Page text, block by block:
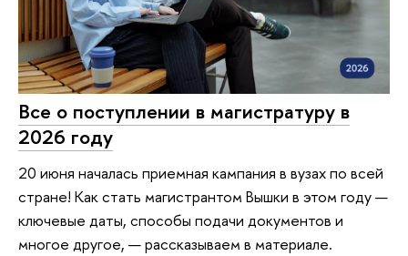
Все о поступлении в магистратуру в
2026 году
20 июня началась приемная кампания в вузах по всей
стране! Как стать магистрантом Вышки в этом году —
ключевые даты, способы подачи документов и
многое другое, — рассказываем в материале.